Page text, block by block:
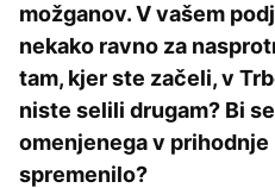
možganov. V vašem
nekako ravno za
tam, kjer ste začeli, v
niste selili drugam? Bi
omenjenega v prihodnje
spremenilo?